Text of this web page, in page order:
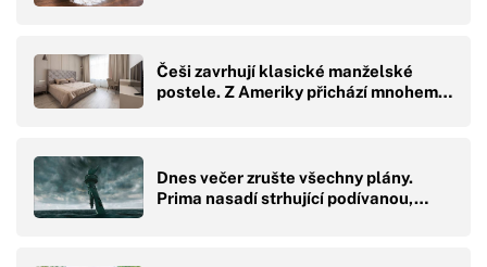
Češi zavrhují klasické manželské
postele. Z Ameriky přichází mnohem…
Dnes večer zrušte všechny plány.
Prima nasadí strhující podívanou,…